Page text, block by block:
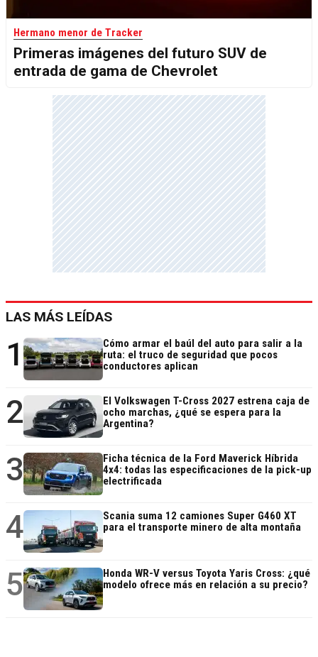
Hermano menor de Tracker
Primeras imágenes del futuro SUV de
entrada de gama de Chevrolet
LAS MÁS LEÍDAS
1
Cómo armar el baúl del auto para salir a la
ruta: el truco de seguridad que pocos
conductores aplican
2
El Volkswagen T-Cross 2027 estrena caja de
ocho marchas, ¿qué se espera para la
Argentina?
3
Ficha técnica de la Ford Maverick Híbrida
4x4: todas las especificaciones de la pick-up
electrificada
4
Scania suma 12 camiones Super G460 XT
para el transporte minero de alta montaña
5
Honda WR-V versus Toyota Yaris Cross: ¿qué
modelo ofrece más en relación a su precio?